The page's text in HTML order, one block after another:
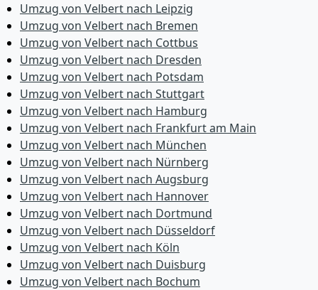
Umzug von Velbert nach Leipzig
Umzug von Velbert nach Bremen
Umzug von Velbert nach Cottbus
Umzug von Velbert nach Dresden
Umzug von Velbert nach Potsdam
Umzug von Velbert nach Stuttgart
Umzug von Velbert nach Hamburg
Umzug von Velbert nach Frankfurt am Main
Umzug von Velbert nach München
Umzug von Velbert nach Nürnberg
Umzug von Velbert nach Augsburg
Umzug von Velbert nach Hannover
Umzug von Velbert nach Dortmund
Umzug von Velbert nach Düsseldorf
Umzug von Velbert nach Köln
Umzug von Velbert nach Duisburg
Umzug von Velbert nach Bochum